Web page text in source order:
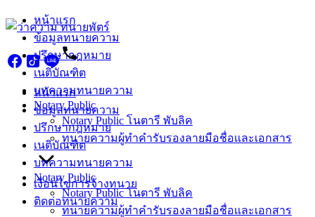
Skip
to
content
หน้าแรก
ข้อมูลทนายความ
ปรึกษากฎหมาย
เนติบัณฑิต
บทความทนายความ
Notary Public
Notary Public โนตารี พับลิค
ทนายความผู้ทำคำรับรองลายมือชื่อและเอกสาร
หน้าแรก
ข้อมูลทนายความ
ปรึกษากฎหมาย
เนติบัณฑิต
บทความทนายความ
Notary Public
Notary Public โนตารี พับลิค
ทนายความผู้ทำคำรับรองลายมือชื่อและเอกสาร
เงื่อนไขการจ้างทนาย
ติดต่อทนายความ